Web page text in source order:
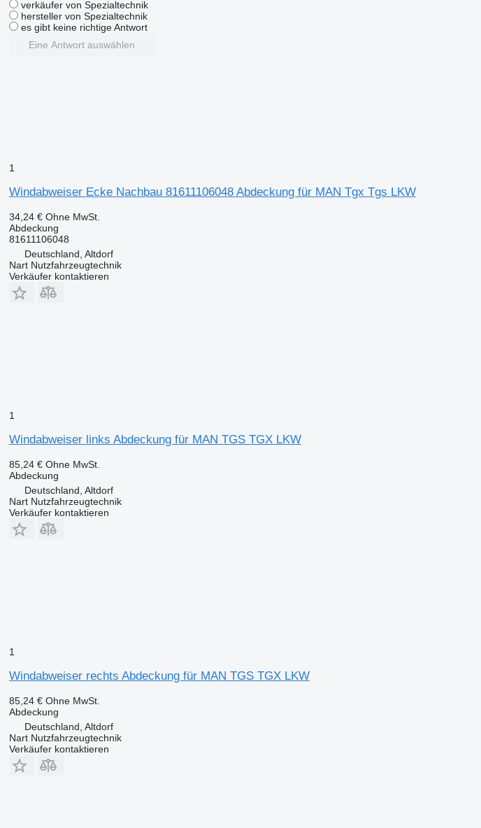
verkäufer von Spezialtechnik
hersteller von Spezialtechnik
es gibt keine richtige Antwort
Eine Antwort auswählen
1
Windabweiser Ecke Nachbau 81611106048 Abdeckung für MAN Tgx Tgs LKW
34,24 € Ohne MwSt.
Abdeckung
81611106048
Deutschland, Altdorf
Nart Nutzfahrzeugtechnik
Verkäufer kontaktieren
1
Windabweiser links Abdeckung für MAN TGS TGX LKW
85,24 € Ohne MwSt.
Abdeckung
Deutschland, Altdorf
Nart Nutzfahrzeugtechnik
Verkäufer kontaktieren
1
Windabweiser rechts Abdeckung für MAN TGS TGX LKW
85,24 € Ohne MwSt.
Abdeckung
Deutschland, Altdorf
Nart Nutzfahrzeugtechnik
Verkäufer kontaktieren